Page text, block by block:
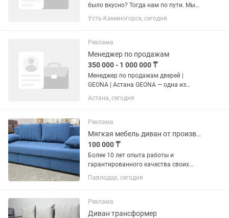
было вкусно? Тогда нам по пути. Мы
ищем повара с графиком 5/2 в
столовую «Оливье» по адресу: ул.
наши кухни проходят сотни людей....
Усть-Каменогорск, сегодня
Реклама
Менеджер по продажам
350 000 - 1 000 000 ₸
Менеджер по продажам дверей |
GEONA | Астана GEONA — одна из
крупнейших фабрик дверей на рынке
СНГ с более чем 25-летней историей
успешно работает уже более 10 лет и...
Астана, сегодня
Реклама
Мягкая мебель диван от производителя без лишних наценок
100 000 ₸
Более 10 лет опыта работы и
гарантированного качества своих
изделий! Будем рады украсить ваш
дом качественной и комфортной
от производителя без лишней наценки!
В...
Павлодар, сегодня
Реклама
Диван трансформер